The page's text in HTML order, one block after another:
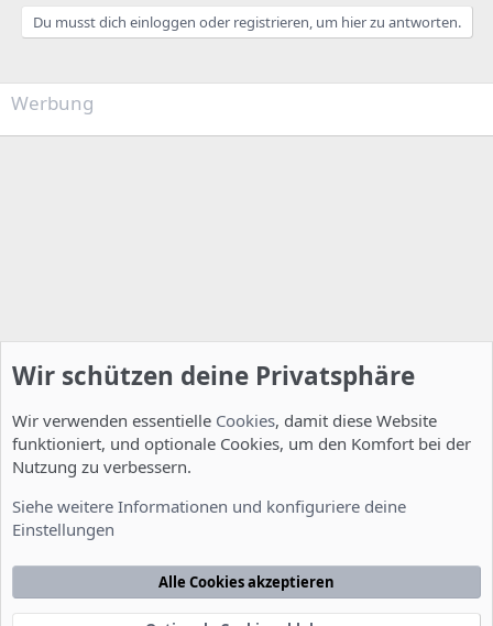
Du musst dich einloggen oder registrieren, um hier zu antworten.
Werbung
Nutzungsbedingungen Datenschutzerklärung
Startseite
Wir schützen deine Privatsphäre
Wir verwenden essentielle Cookies, damit diese Website
funktioniert, und optionale Cookies, um den Komfort bei der
Nutzung zu verbessern.
Siehe weitere Informationen und konfiguriere deine
Einstellungen
Alle Cookies akzeptieren